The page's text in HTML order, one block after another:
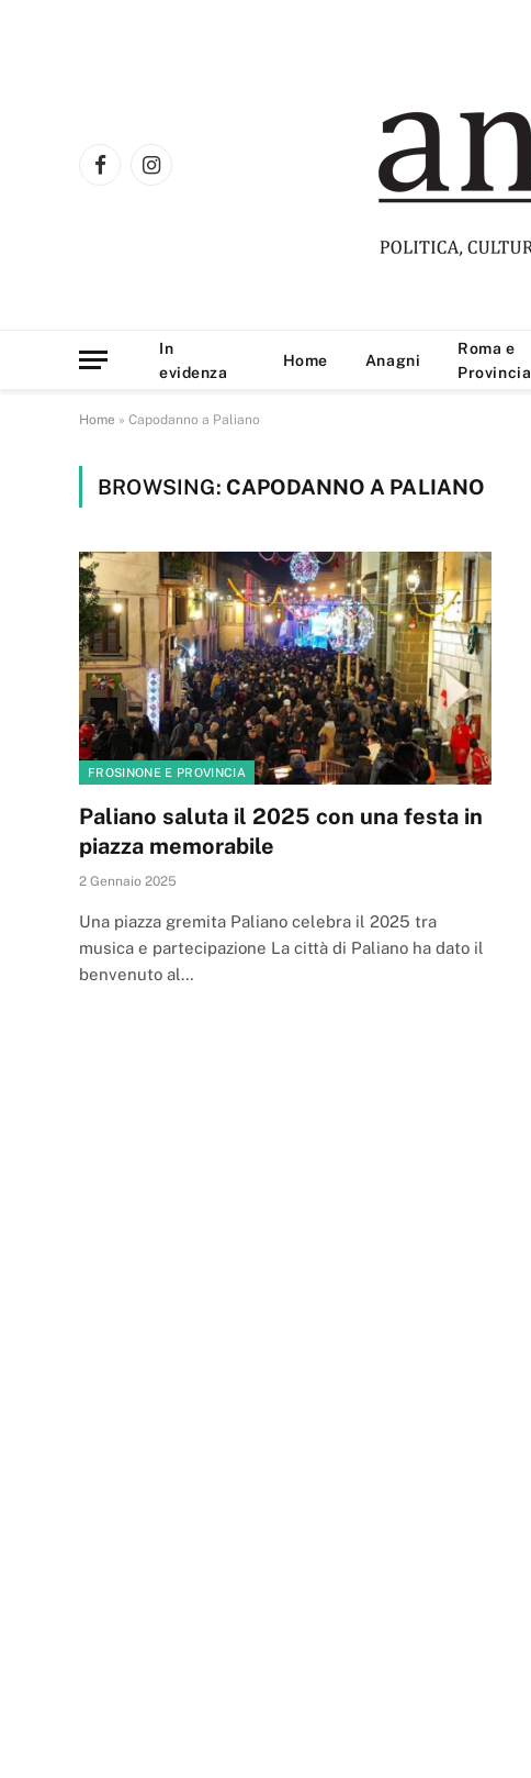
FacebookInstagram
In
evidenza
Home Anagni
Roma e
Provincia
Home » Capodanno a Paliano
BROWSING: CAPODANNO A PALIANO
FROSINONE E PROVINCIA
Paliano saluta il 2025 con una festa in
piazza memorabile
2 Gennaio 2025
Una piazza gremita Paliano celebra il 2025 tra
musica e partecipazione La città di Paliano ha dato il
benvenuto al…